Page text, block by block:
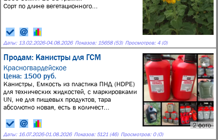
Сорт по длине вегетационного...
Даты: 13.02.2026-04.08.2026 Показов: 15658 (53) Просмотров: 4 (0)
Продам: Канистры для ГСМ
Красногвардейское
2 фото
Цена: 1500 руб.
Канистры, Емкость из пластика ПНД (HDPE)
для технических жидкостей, с маркировками
UN, не для пищевых продуктов, тара
абсолютно новая, есть в количест...
Даты: 16.07.2026-01.08.2026 Показов: 5121 (46) Просмотров: 0 (0)